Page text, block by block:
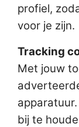
profiel,
voor je zijn.
Tracking
Met jouw
bij te